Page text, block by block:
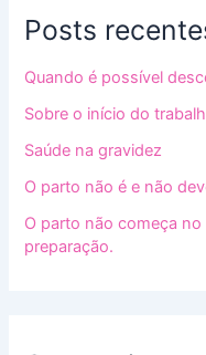
Posts
Quando é possível
Sobre o início do
Saúde na gravidez
O parto não é e não
O parto não começa
preparação.